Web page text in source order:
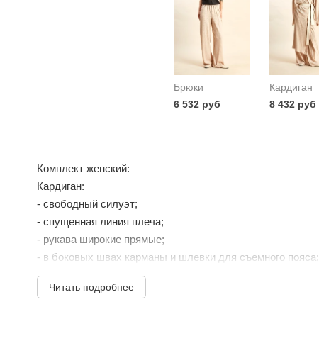
Брюки
6 532 руб
Кардиган
8 432 руб
Комплект женский:
Кардиган:
- свободный силуэт;
- спущенная линия плеча;
- рукава широкие прямые;
- в боковых швах карманы и шлевки для съемного пояса;
- борта и горловина обработаны притачными планками;
- пояс входит в комплект.
Читать подробнее